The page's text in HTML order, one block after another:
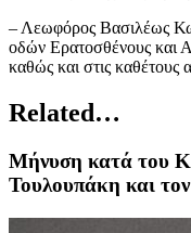
– Λεωφόρος Βασιλέως
οδών Ερατοσθένους και
καθώς και στις
Related…
Μήνυση κατά του
Τουλουπάκη και